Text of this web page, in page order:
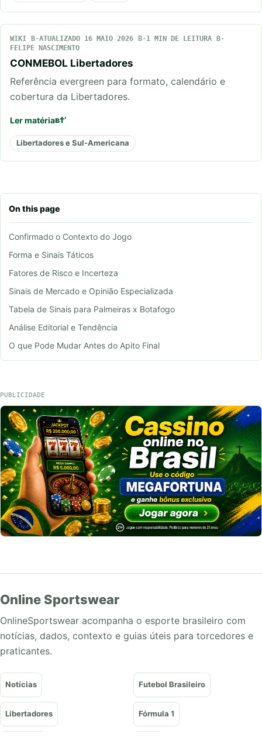
On this page
Confirmado o Contexto do Jogo
Forma e Sinais Táticos
Fatores de Risco e Incerteza
Sinais de Mercado e Opinião Especializada
Tabela de Sinais para Palmeiras x Botafogo
Análise Editorial e Tendência
O que Pode Mudar Antes do Apito Final
WIKI ATUALIZADO 16 MAIO 2026
1 MIN DE LEITURA
FELIPE NASCIMENTO
CONMEBOL Libertadores
Referência evergreen para formato, calendário e
cobertura da Libertadores.
Ler matéria
Libertadores e Sul-Americana
PUBLICIDADE
Online Sportswear
OnlineSportswear acompanha o esporte brasileiro com
notícias, dados, contexto e guias úteis para torcedores e
praticantes.
Notícias Futebol Brasileiro
Libertadores Fórmula 1